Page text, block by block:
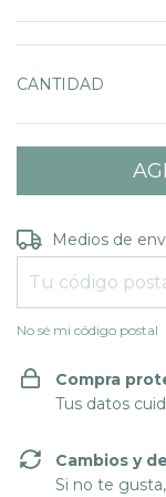
CANTIDAD
Entregas para el
Medios de
No sé mi código postal
Compra
Tus datos
Cambios y
Si no te